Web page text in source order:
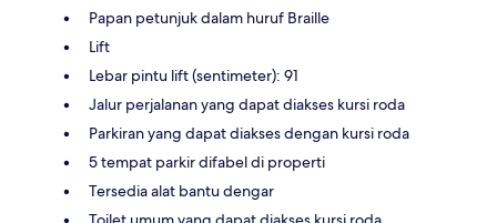
Papan petunjuk dalam huruf Braille
Lift
Lebar pintu lift (sentimeter): 91
Jalur perjalanan yang dapat diakses kursi roda
Parkiran yang dapat diakses dengan kursi roda
5 tempat parkir difabel di properti
Tersedia alat bantu dengar